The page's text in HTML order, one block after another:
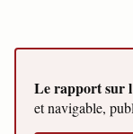
Le rapport sur
et navigable,